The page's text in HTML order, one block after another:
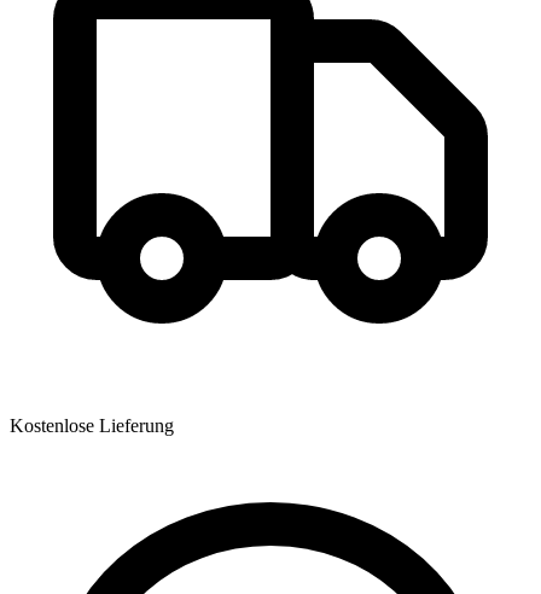
Kostenlose Lieferung